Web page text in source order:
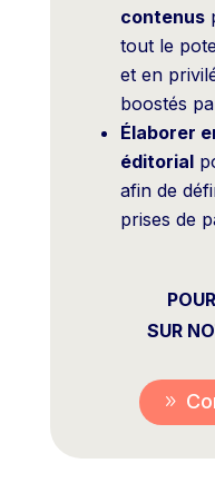
contenus
tout le
et en
boostés
Élaborer
éditorial
afin de
prises de
SUR